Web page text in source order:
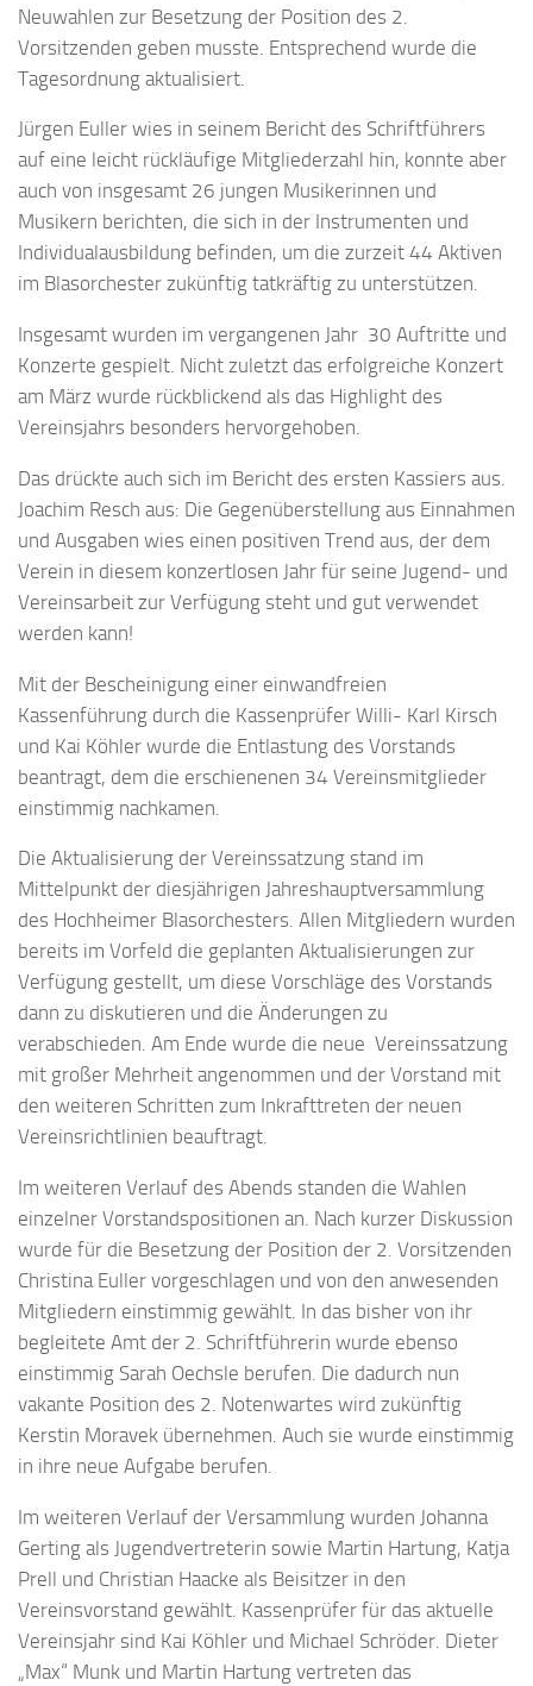
Neuwahlen zur Besetzung der Position des 2.
Vorsitzenden geben musste. Entsprechend wurde die
Tagesordnung aktualisiert.
Jürgen Euller wies in seinem Bericht des Schriftführers
auf eine leicht rückläufige Mitgliederzahl hin, konnte aber
auch von insgesamt 26 jungen Musikerinnen und
Musikern berichten, die sich in der Instrumenten und
Individualausbildung befinden, um die zurzeit 44 Aktiven
im Blasorchester zukünftig tatkräftig zu unterstützen.
Insgesamt wurden im vergangenen Jahr 30 Auftritte und
Konzerte gespielt. Nicht zuletzt das erfolgreiche Konzert
am März wurde rückblickend als das Highlight des
Vereinsjahrs besonders hervorgehoben.
Das drückte auch sich im Bericht des ersten Kassiers aus.
Joachim Resch aus: Die Gegenüberstellung aus Einnahmen
und Ausgaben wies einen positiven Trend aus, der dem
Verein in diesem konzertlosen Jahr für seine Jugend- und
Vereinsarbeit zur Verfügung steht und gut verwendet
werden kann!
Mit der Bescheinigung einer einwandfreien
Kassenführung durch die Kassenprüfer Willi- Karl Kirsch
und Kai Köhler wurde die Entlastung des Vorstands
beantragt, dem die erschienenen 34 Vereinsmitglieder
einstimmig nachkamen.
Die Aktualisierung der Vereinssatzung stand im
Mittelpunkt der diesjährigen Jahreshauptversammlung
des Hochheimer Blasorchesters. Allen Mitgliedern wurden
bereits im Vorfeld die geplanten Aktualisierungen zur
Verfügung gestellt, um diese Vorschläge des Vorstands
dann zu diskutieren und die Änderungen zu
verabschieden. Am Ende wurde die neue Vereinssatzung
mit großer Mehrheit angenommen und der Vorstand mit
den weiteren Schritten zum Inkrafttreten der neuen
Vereinsrichtlinien beauftragt.
Im weiteren Verlauf des Abends standen die Wahlen
einzelner Vorstandspositionen an. Nach kurzer Diskussion
wurde für die Besetzung der Position der 2. Vorsitzenden
Christina Euller vorgeschlagen und von den anwesenden
Mitgliedern einstimmig gewählt. In das bisher von ihr
begleitete Amt der 2. Schriftführerin wurde ebenso
einstimmig Sarah Oechsle berufen. Die dadurch nun
vakante Position des 2. Notenwartes wird zukünftig
Kerstin Moravek übernehmen. Auch sie wurde einstimmig
in ihre neue Aufgabe berufen.
Im weiteren Verlauf der Versammlung wurden Johanna
Gerting als Jugendvertreterin sowie Martin Hartung, Katja
Prell und Christian Haacke als Beisitzer in den
Vereinsvorstand gewählt. Kassenprüfer für das aktuelle
Vereinsjahr sind Kai Köhler und Michael Schröder. Dieter
„Max“ Munk und Martin Hartung vertreten das